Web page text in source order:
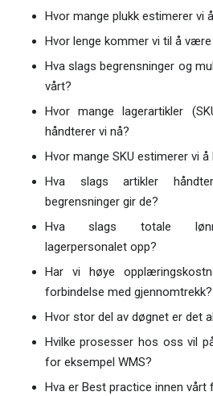
Hvor mange plukk estimerer vi
Hvor lenge kommer vi til å
Hva slags begrensninger og
vårt?
Hvor mange lagerartikler
håndterer vi nå?
Hvor mange SKU estimerer vi
Hva slags artikler
begrensninger gir de?
Hva slags totale
lagerpersonalet opp?
Har vi høye
forbindelse med gjennomtrekk?
Hvor stor del av døgnet er det
Hvilke prosesser hos oss vil
for eksempel WMS?
Hva er Best practice innen vårt